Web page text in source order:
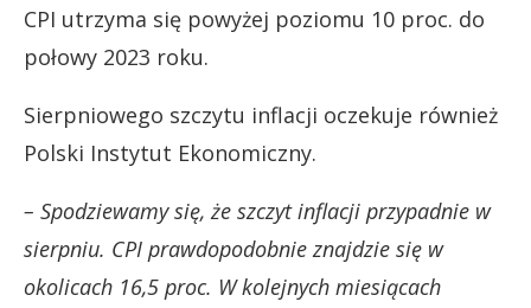
CPI utrzyma się powyżej poziomu 10 proc. do
połowy 2023 roku.
Sierpniowego szczytu inflacji oczekuje również
Polski Instytut Ekonomiczny.
– Spodziewamy się, że szczyt inflacji przypadnie w
sierpniu. CPI prawdopodobnie znajdzie się w
okolicach 16,5 proc. W kolejnych miesiącach